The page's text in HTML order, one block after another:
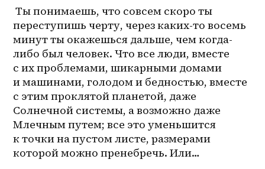
Ты понимаешь, что совсем скоро ты
переступишь черту, через каких-то восемь
минут ты окажешься дальше, чем когда-
либо был человек. Что все люди, вместе
с их проблемами, шикарными домами
и машинами, голодом и бедностью, вместе
с этим проклятой планетой, даже
Солнечной системы, а возможно даже
Млечным путем; все это уменьшится
к точки на пустом листе, размерами
которой можно пренебречь. Или…